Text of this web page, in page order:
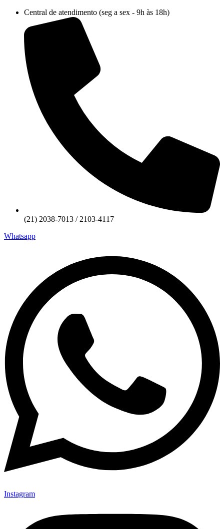
conteúdo
Central de atendimento (seg a sex - 9h às 18h)
(21) 2038-7013 / 2103-4117
Whatsapp
Instagram